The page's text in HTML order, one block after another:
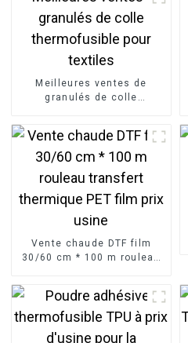
Meilleures ventes de
granulés de colle
Vente chaude DTF film
30/60 cm * 100 m rouleau